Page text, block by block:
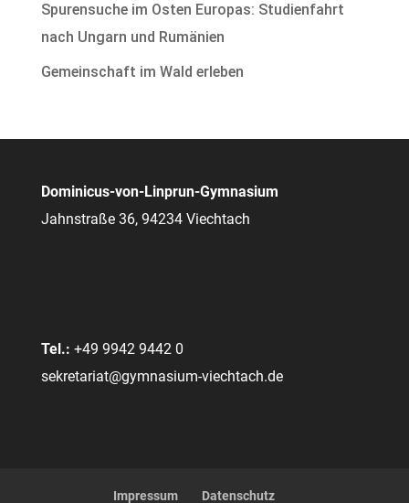
Spurensuche im Osten Europas: Studienfahrt
nach Ungarn und Rumänien
Gemeinschaft im Wald erleben
Dominicus-von-Linprun-Gymnasium
Jahnstraße 36, 94234 Viechtach
Tel.: +49 9942 9442 0
sekretariat@gymnasium-viechtach.de
Impressum Datenschutz